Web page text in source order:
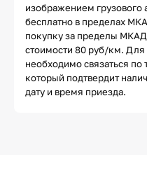
изображением грузового
бесплатно в пределах
покупку за пределы
стоимости 80 руб/км.
необходимо связаться
который подтвердит
дату и время приезда.